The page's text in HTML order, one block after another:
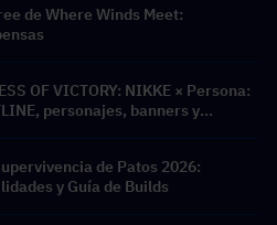
de Where Winds Meet:
OF VICTORY: NIKKE × Persona:
personajes, banners y
de Patos 2026:
y Guía de Builds